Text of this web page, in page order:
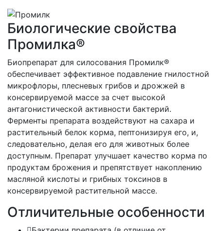
Биологические свойства
Промилка®
Биопрепарат для силосования Промилк®
обеспечивает эффективное подавление гнилостной
микрофлоры, плесневых грибов и дрожжей в
консервируемой массе за счет высокой
антагонистической активности бактерий.
Ферменты препарата воздействуют на сахара и
растительный белок корма, пептонизируя его, и,
следовательно, делая его для животных более
доступным. Препарат улучшает качество корма по
продуктам брожения и препятствует накоплению
масляной кислоты и грибных токсинов в
консервируемой растительной массе.
Отличительные особенности